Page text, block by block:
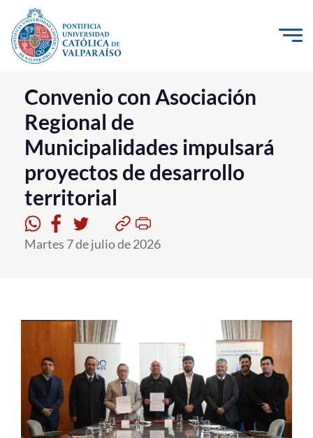
Click acá para ir directamente al contenido
La Universidad
Investigación, Creación e Innovación
PUCV Internacional
Vinculación con el Medio
Admisión
Pregrado
Académicos
Funcionarios
Alumni
Convenio con Asociación
Regional de
Municipalidades impulsará
proyectos de desarrollo
territorial
Martes 7 de julio de 2026